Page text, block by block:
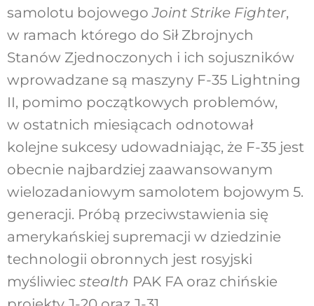
samolotu bojowegoJoint Strike Fighter,
w ramach którego do Sił Zbrojnych
Stanów Zjednoczonych i ich sojuszników
wprowadzane są maszyny F-35 Lightning
II, pomimo początkowych problemów,
w ostatnich miesiącach odnotował
kolejne sukcesy udowadniając, że F-35 jest
obecnie najbardziej zaawansowanym
wielozadaniowym samolotem bojowym 5.
generacji. Próbą przeciwstawienia się
amerykańskiej supremacji w dziedzinie
technologii obronnych jest rosyjski
myśliwiec stealth PAK FA oraz chińskie